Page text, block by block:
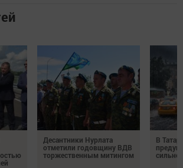
Десантники Нурлата
отметили годовщину ВДВ
торжественным митингом
В